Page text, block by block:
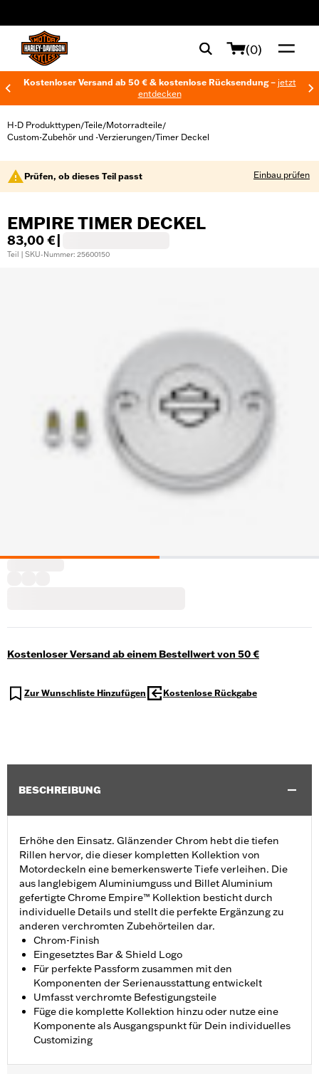
(0)
Kostenloser Versand ab 50 € & kostenlose Rücksendung – jetzt
entdecken
H-D Produkttypen/Teile/Motorradteile/
Custom-Zubehör und -Verzierungen/Timer Deckel
Prüfen, ob dieses Teil passt Einbau prüfen
EMPIRE TIMER DECKEL
83,00 €
Teil | SKU-Nummer: 25600150
Kostenloser Versand ab einem Bestellwert von 50 €
Zur Wunschliste Hinzufügen Kostenlose Rückgabe
BESCHREIBUNG
Erhöhe den Einsatz. Glänzender Chrom hebt die tiefen
Rillen hervor, die dieser kompletten Kollektion von
Motordeckeln eine bemerkenswerte Tiefe verleihen. Die
aus langlebigem Aluminiumguss und Billet Aluminium
gefertigte Chrome Empire™ Kollektion besticht durch
individuelle Details und stellt die perfekte Ergänzung zu
anderen verchromten Zubehörteilen dar.
Chrom-Finish
Eingesetztes Bar & Shield Logo
Für perfekte Passform zusammen mit den
Komponenten der Serienausstattung entwickelt
Umfasst verchromte Befestigungsteile
Füge die komplette Kollektion hinzu oder nutze eine
Komponente als Ausgangspunkt für Dein individuelles
Customizing